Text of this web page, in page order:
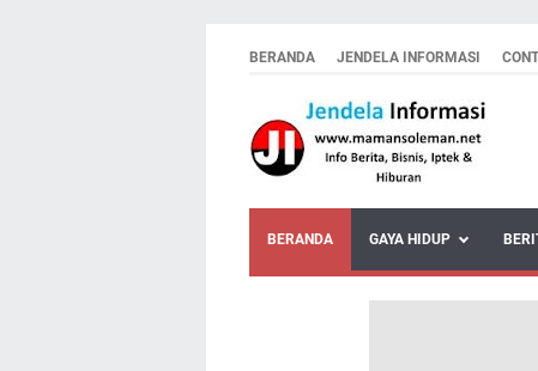
BERANDA JENDELA INFORMASI
BERANDA GAYA HIDUP